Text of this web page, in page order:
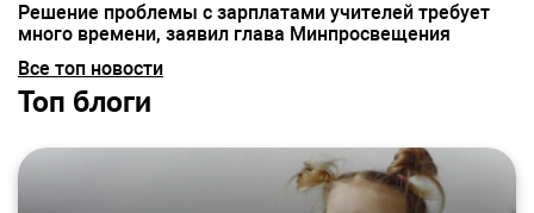
Решение проблемы с зарплатами учителей требует
много времени, заявил глава Минпросвещения
Все топ новости
Топ блоги